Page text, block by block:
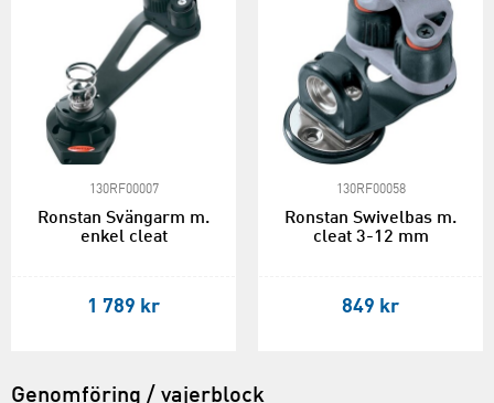
130RF00007
Ronstan Svängarm m.
enkel cleat
1 789 kr
130RF00058
Ronstan Swivelbas m.
cleat 3-12 mm
849 kr
Genomföring / vajerblock